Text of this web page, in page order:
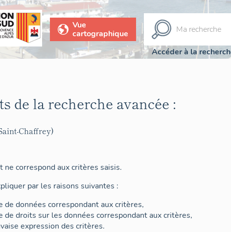
Vue
cartographique
Accéder à la
de la recherche avancée :
Chaffrey)
ne correspond aux critères saisis.
par les raisons suivantes :
de données correspondant aux critères,
de droits sur les données correspondant aux critères,
expression des critères.